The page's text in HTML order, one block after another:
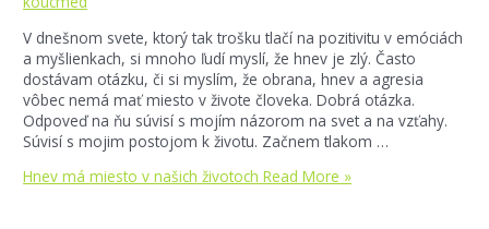
V dnešnom svete, ktorý tak trošku tlačí na pozitivitu v emóciách
a myšlienkach, si mnoho ľudí myslí, že hnev je zlý. Často
dostávam otázku, či si myslím, že obrana, hnev a agresia
vôbec nemá mať miesto v živote človeka. Dobrá otázka.
Odpoveď na ňu súvisí s mojím názorom na svet a na vzťahy.
Súvisí s mojim postojom k životu. Začnem tlakom …
Hnev má miesto v našich životoch Read More »